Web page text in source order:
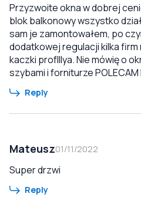
Przyzwoite okna w dobrej
blok balkonowy wszystko
sam je zamontowałem, po
dodatkowej regulacji kilka
kaczki profIllya. Nie mówię o
szybami i forniturze POLECAM
Reply
Mateusz01/11/2022
Super drzwi
Reply